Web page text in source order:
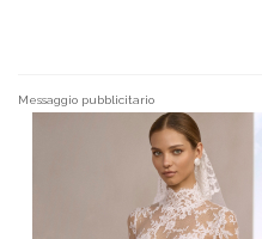
Messaggio pubblicitario